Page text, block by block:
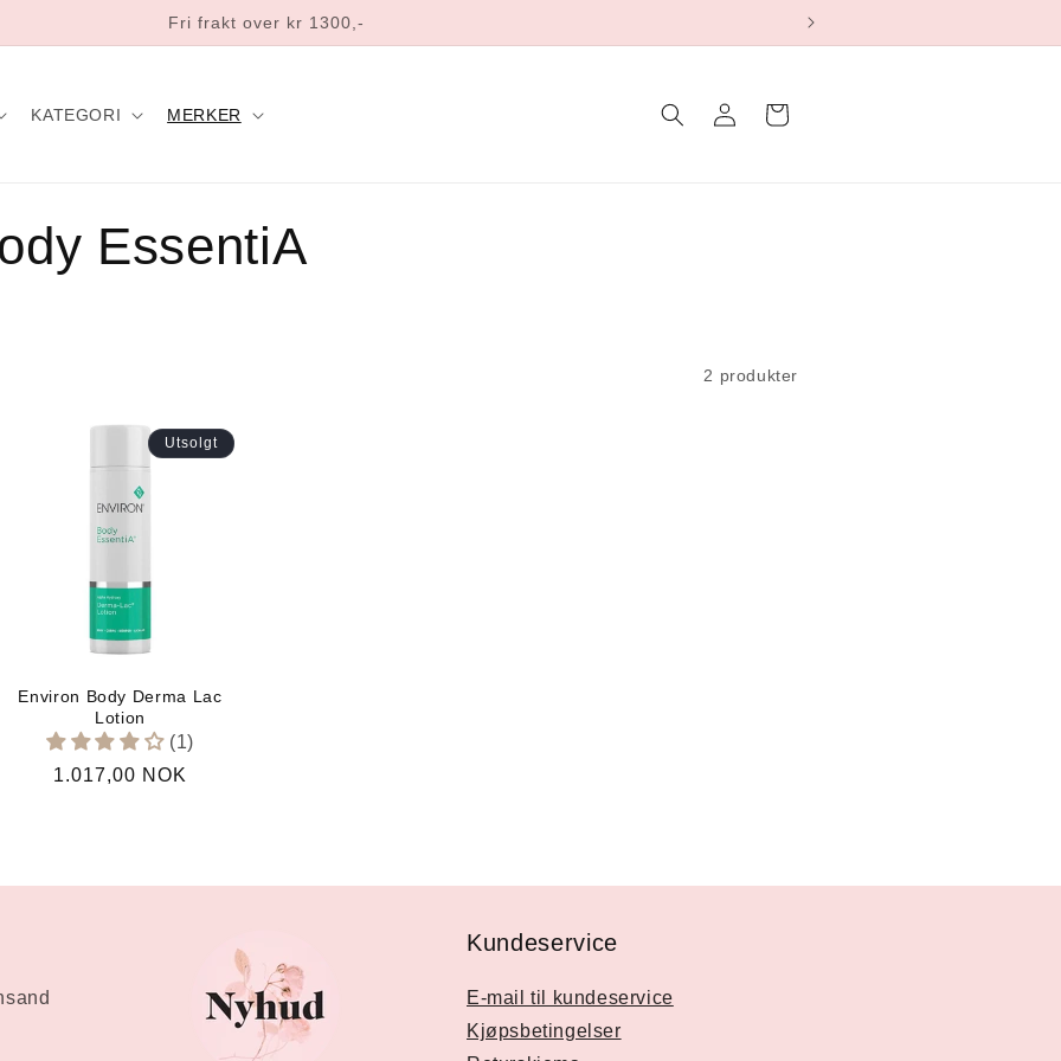
Norsk nettbutikk og lager
KATEGORI MERKER
inn
Handlekurv
EssentiA
2 produkter
Utsolgt
Environ Body Derma Lac
Lotion
(1)
Vanlig
1.017,00 NOK
Kundeservice
E-mail til kundeservice
Kjøpsbetingelser